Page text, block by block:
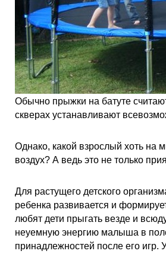
Обычно прыжки на батуте
скверах устанавливают
Однако, какой взрослый хоть на
воздух? А ведь это не только
Для растущего детского
ребенка развивается и
любят дети прыгать везде и
неуемную энергию малыша в
принадлежностей после его